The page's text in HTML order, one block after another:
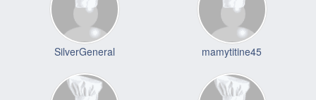
SilverGeneral mamytitine45